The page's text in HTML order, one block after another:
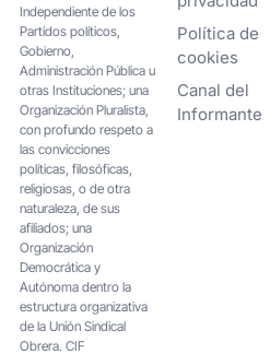
Independiente de los
Partidos políticos,
Gobierno,
Administración Pública u
otras Instituciones; una
Organización Pluralista,
con profundo respeto a
las convicciones
políticas, filosóficas,
religiosas, o de otra
naturaleza, de sus
afiliados; una
Organización
Democrática y
Autónoma dentro la
estructura organizativa
de la Unión Sindical
Obrera. CIF
Política de
cookies
Canal del
Informante